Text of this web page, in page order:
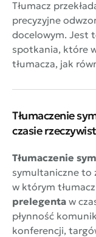
Tłumacz
precyzyjne
docelowym. Jest
spotkania, które
tłumacza, jak
Tłumaczenie
czasie
Tłumaczenie
symultaniczne to
w którym
prelegenta w
płynność
konferencji,